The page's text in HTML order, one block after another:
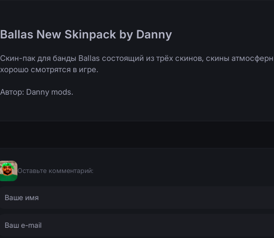
Ballas New Skinpack by Danny
Скин-пак для банды Ballas состоящий из трёх скинов, скины
хорошо смотрятся в игре.
Автор: Danny mods.
Оставьте комментарий: